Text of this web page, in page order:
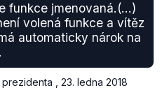
funkce jmenovaná.(...)
volená funkce a vítěz
automaticky nárok na
23. ledna 2018